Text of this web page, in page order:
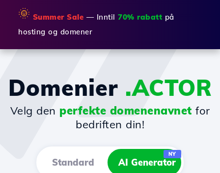
🌞 Summer Sale — Inntil 70% rabatt på
hosting og domener
Domenier .ACTOR
Velg den perfekte domenenavnet for
bedriften din!
Standard AI Generator
NY